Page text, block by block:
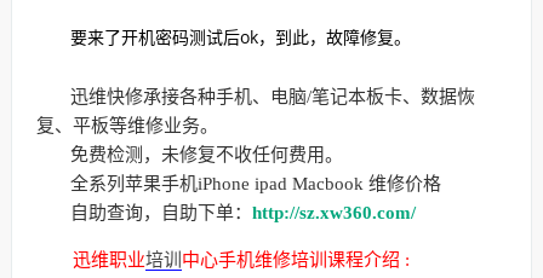
要来了开机密码测试后ok，到此，故障修复。
迅维快修承接各种手机、电脑/笔记本板卡、数据恢
复、平板等维修业务。
免费检测，未修复不收任何费用。
全系列苹果手机iPhone ipad Macbook 维修价格
自助查询，自助下单： http://sz.xw360.com/
迅维职业培训 中心手机维修培训课程介绍 :